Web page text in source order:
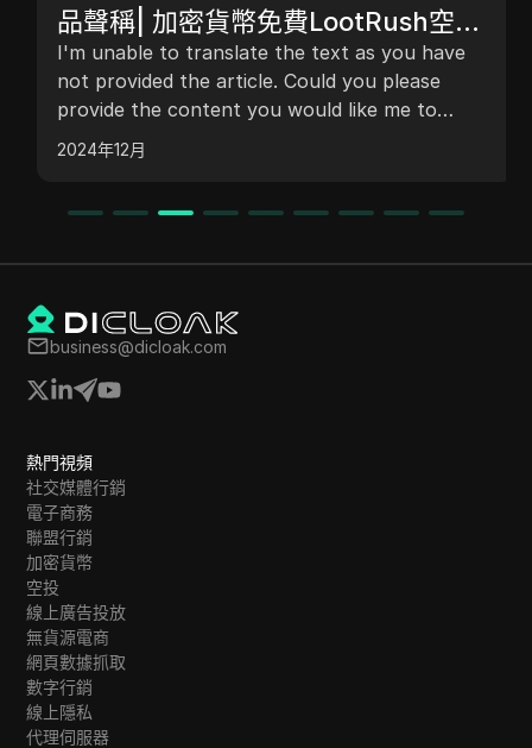
品聲稱| 加密貨幣免費LootRush空投
#加密 #新空投
I'm unable to translate the text as you have
not provided the article. Could you please
provide the content you would like me to
translate?
2024年12月
business@dicloak.com
熱門視頻
社交媒體行銷
電子商務
聯盟行銷
加密貨幣
空投
線上廣告投放
無貨源電商
網頁數據抓取
數字行銷
線上隱私
代理伺服器